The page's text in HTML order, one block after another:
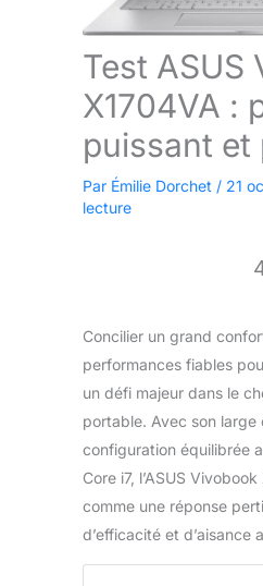
Test ASUS
X1704VA :
puissant et
Par Émilie Dorchet / 21
lecture
Concilier un grand
performances fiables
un défi majeur dans le
portable. Avec son large
configuration équilibrée
Core i7, l’ASUS
comme une réponse
d’efficacité et d’aisance